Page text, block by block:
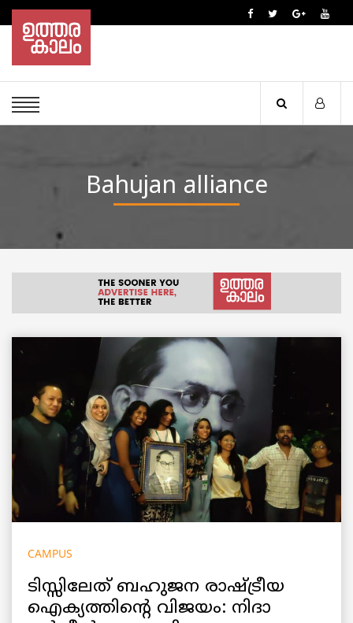
Bahujan alliance
CAMPUS
ടിസ്സിലേത് ബഹുജന രാഷ്ട്രീയ
ഐക്യത്തിന്റെ വിജയം: നിദാ